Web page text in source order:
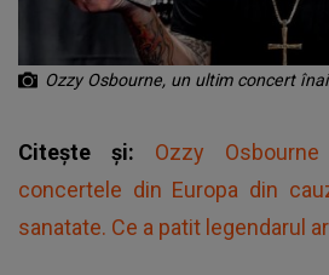
Ozzy Osbourne, un ultim concert
Citește și: Ozzy
concertele din Europa din
sanatate. Ce a patit legendarul